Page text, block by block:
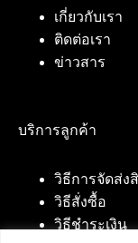
เกี่ยวกับเรา
ติดต่อเรา
ข่าวสาร
บริการลูกค้า
วิธีการจัดส่ง
วิธีสั่งซื้อ
วิธีชำระเงิน